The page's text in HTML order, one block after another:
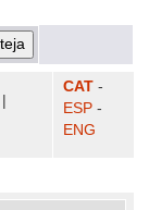
CAT -
ESP -
ENG